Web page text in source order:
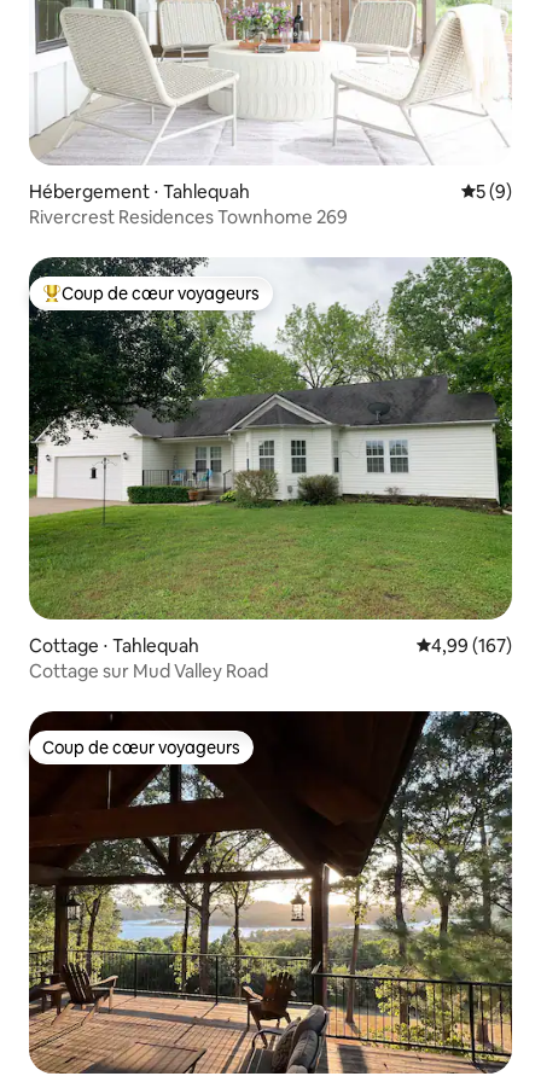
Hébergement ⋅ Tahlequah
5 (9)
Rivercrest Residences Townhome 269
Coups de cœur voyageurs les plus appréciés
Coup de cœur voyageurs
Cottage ⋅ Tahlequah Évaluation
4,99 (167)
Cottage sur Mud Valley Road
Coup de cœur voyageurs
Coup de cœur voyageurs